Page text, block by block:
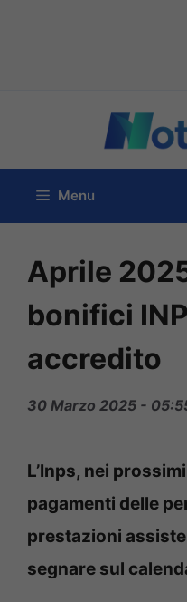
contenuto
Menu
Aprile
bonifici
accredito
30 Marzo 2025 -
L’Inps, nei
pagamenti delle
prestazioni
segnare sul